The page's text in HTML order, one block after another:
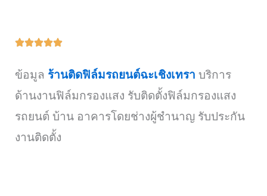
ข้อมูล ร้านติดฟิล์มรถยนต์ฉะเชิงเทรา บริการ
ด้านงานฟิล์มกรองแสง รับติดตั้งฟิล์มกรองแสง
รถยนต์ บ้าน อาคารโดยช่างผู้ชำนาญ รับประกัน
งานติดตั้ง